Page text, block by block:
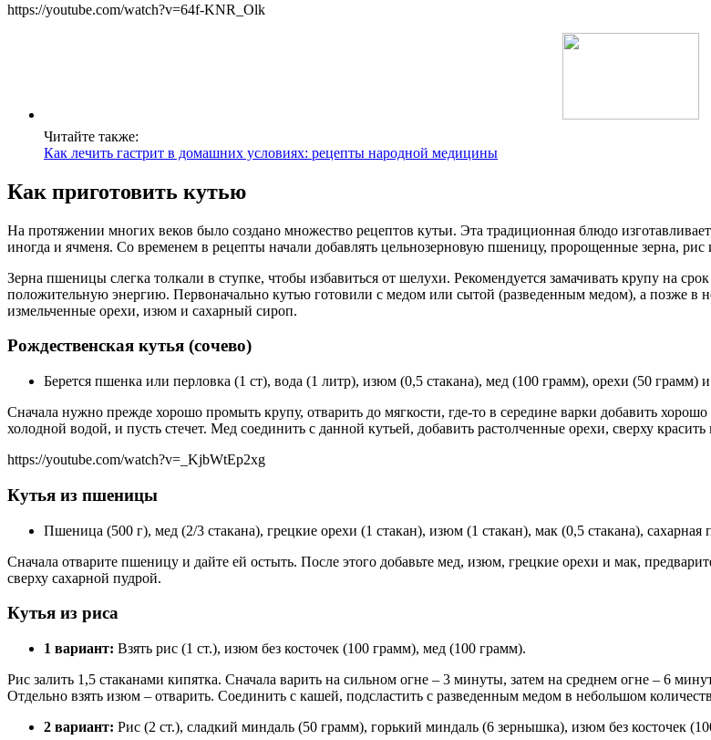
https://youtube.com/watch?v=64f-KNR_Olk
Читайте также:
Как лечить гастрит в домашних условиях: рецепты народной медицины
Как приготовить кутью
На протяжении многих веков было создано множество рецептов кутьи. Эта традиционная блюдо
иногда и ячменя. Со временем в рецепты начали добавлять цельнозерновую пшеницу, пророщенные зерна, рис
Зерна пшеницы слегка толкали в ступке, чтобы избавиться от шелухи. Рекомендуется замачивать крупу на
положительную энергию. Первоначально кутью готовили с медом или сытой (разведенным медом), а позже в
измельченные орехи, изюм и сахарный сироп.
Рождественская кутья (сочево)
Берется пшенка или перловка (1 ст), вода (1 литр), изюм (0,5 стакана), мед (100 грамм), орехи (50 грамм)
Сначала нужно прежде хорошо промыть крупу, отварить до мягкости, где-то в середине варки добавить
холодной водой, и пусть стечет. Мед соединить с данной кутьей, добавить растолченные орехи, сверху
https://youtube.com/watch?v=_KjbWtEp2xg
Кутья из пшеницы
Пшеница (500 г), мед (2/3 стакана), грецкие орехи (1 стакан), изюм (1 стакан), мак (0,5 стакана), сахарная
Сначала отварите пшеницу и дайте ей остыть. После этого добавьте мед, изюм, грецкие орехи и мак,
сверху сахарной пудрой.
Кутья из риса
1 вариант: Взять рис (1 ст.), изюм без косточек (100 грамм), мед (100 грамм).
Рис залить 1,5 стаканами кипятка. Сначала варить на сильном огне – 3 минуты, затем на среднем огне – 6
Отдельно взять изюм – отварить. Соединить с кашей, подсластить с разведенным медом в небольшом
2 вариант: Рис (2 ст.), сладкий миндаль (50 грамм), горький миндаль (6 зернышка), изюм без косточек